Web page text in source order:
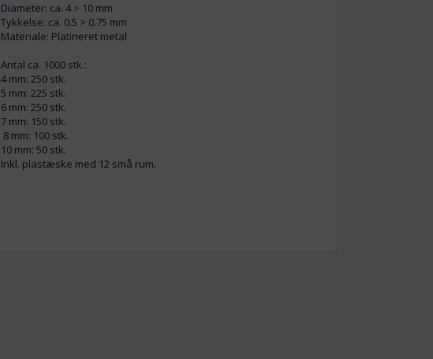
Diameter: ca. 4 > 10 mm
Tykkelse: ca. 0.5 > 0.75 mm
Materiale: Platineret metal
Antal ca. 1000 stk.:
4 mm: 250 stk.
5 mm: 225 stk.
6 mm: 250 stk.
7 mm: 150 stk.
8 mm: 100 stk.
10 mm: 50 stk.
Inkl. plastæske med 12 små rum.